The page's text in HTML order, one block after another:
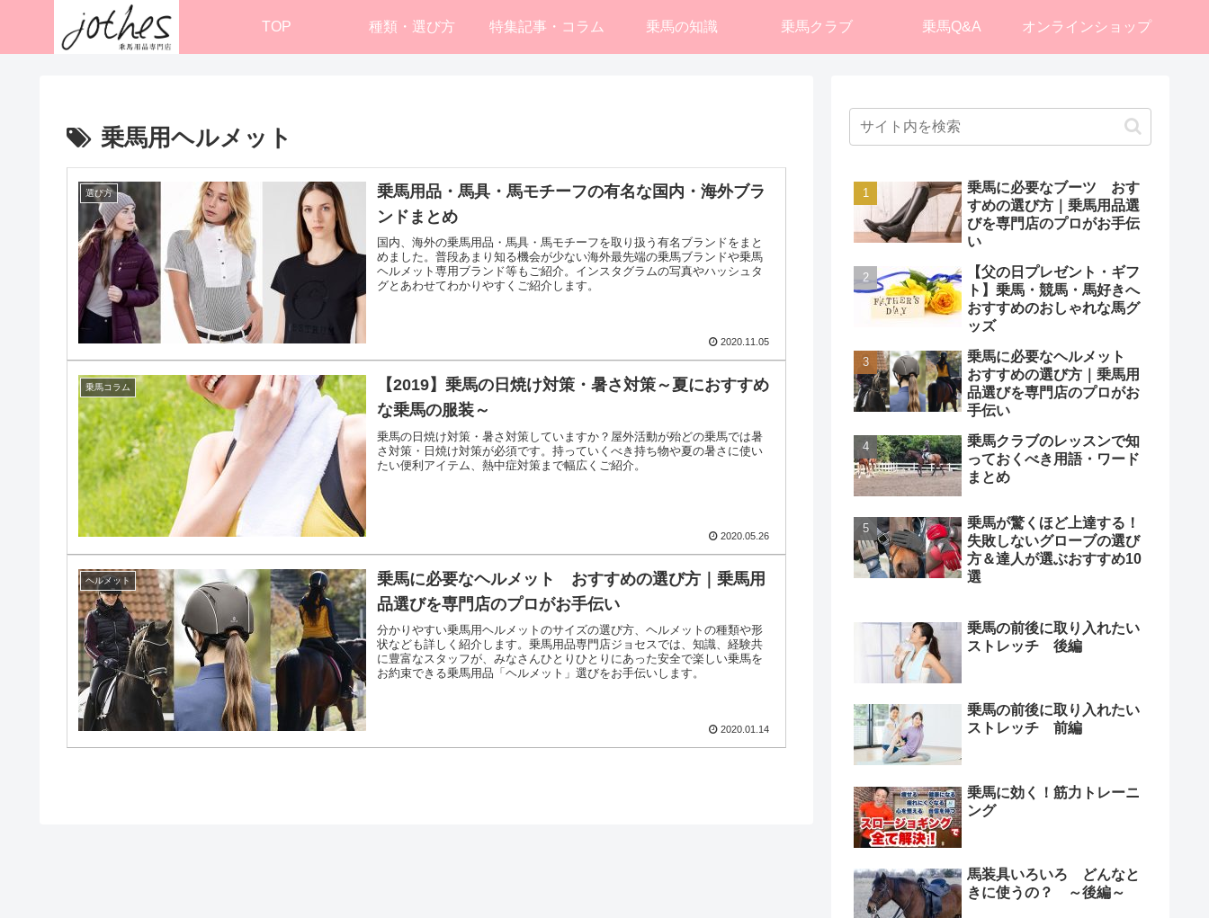
TOP 種類・選び方 特集記事・コラム 乗馬の知識 乗馬クラブ 乗馬Q&A オンラインショップ
乗馬用ヘルメット
選び方
乗馬用品・馬具・馬モチーフの有名な国内・海外ブラ
ンドまとめ
国内、海外の乗馬用品・馬具・馬モチーフを取り扱う有名ブランドをまと
めました。普段あまり知る機会が少ない海外最先端の乗馬ブランドや乗馬
ヘルメット専用ブランド等もご紹介。インスタグラムの写真やハッシュタ
グとあわせてわかりやすくご紹介します。
2020.11.05
乗馬コラム
【2019】乗馬の日焼け対策・暑さ対策～夏におすすめ
な乗馬の服装～
乗馬の日焼け対策・暑さ対策していますか？屋外活動が殆どの乗馬では暑
さ対策・日焼け対策が必須です。持っていくべき持ち物や夏の暑さに使い
たい便利アイテム、熱中症対策まで幅広くご紹介。
2020.05.26
ヘルメット
乗馬に必要なヘルメット おすすめの選び方｜乗馬用
品選びを専門店のプロがお手伝い
分かりやすい乗馬用ヘルメットのサイズの選び方、ヘルメットの種類や形
状なども詳しく紹介します。乗馬用品専門店ジョセスでは、知識、経験共
に豊富なスタッフが、みなさんひとりひとりにあった安全で楽しい乗馬を
お約束できる乗馬用品「ヘルメット」選びをお手伝いします。
2020.01.14
乗馬に必要なブーツ おす
すめの選び方｜乗馬用品選
びを専門店のプロがお手伝
い
【父の日プレゼント・ギフ
ト】乗馬・競馬・馬好きへ
おすすめのおしゃれな馬グ
ッズ
乗馬に必要なヘルメット
おすすめの選び方｜乗馬用
品選びを専門店のプロがお
手伝い
乗馬クラブのレッスンで知
っておくべき用語・ワード
まとめ
乗馬が驚くほど上達する！
失敗しないグローブの選び
方＆達人が選ぶおすすめ10
選
乗馬の前後に取り入れたい
ストレッチ 後編
乗馬の前後に取り入れたい
ストレッチ 前編
乗馬に効く！筋力トレーニ
ング
馬装具いろいろ どんなと
きに使うの？ ～後編～